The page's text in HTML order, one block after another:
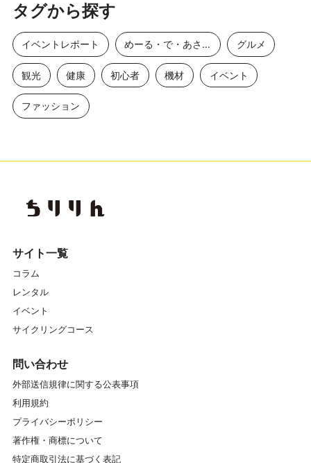
タグから探す
イベントレポート めーる・で・あさひ グルメ
観光 健康 初心者 機材 イベント
ファッション
サイト一覧
コラム
レンタル
イベント
サイクリングコース
問い合わせ
外部送信規律に関する公表事項
利用規約
プライバシーポリシー
著作権・商標について
特定商取引法に基づく表記